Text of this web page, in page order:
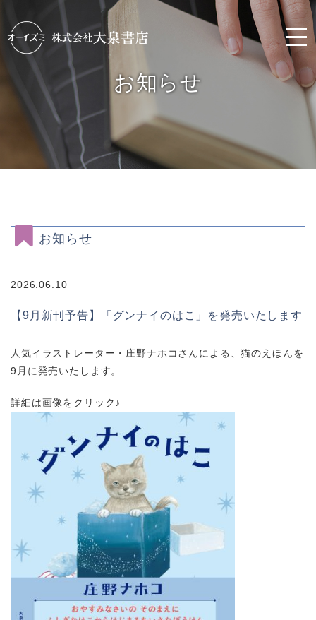
お知らせ
お知らせ
2026.06.10
【9月新刊予告】「グンナイのはこ」を発売いたします
人気イラストレーター・庄野ナホコさんによる、猫のえほんを
9月に発売いたします。
詳細は画像をクリック♪